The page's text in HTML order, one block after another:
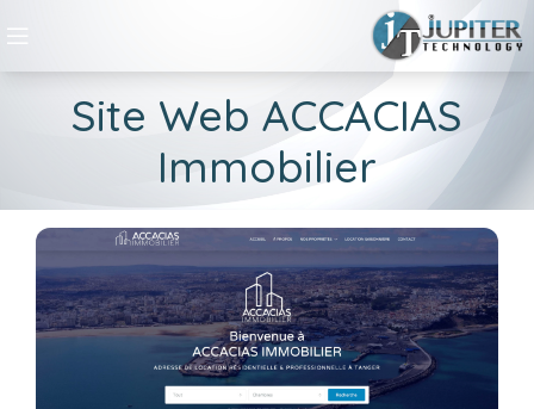
Site Web ACCACIAS
Immobilier